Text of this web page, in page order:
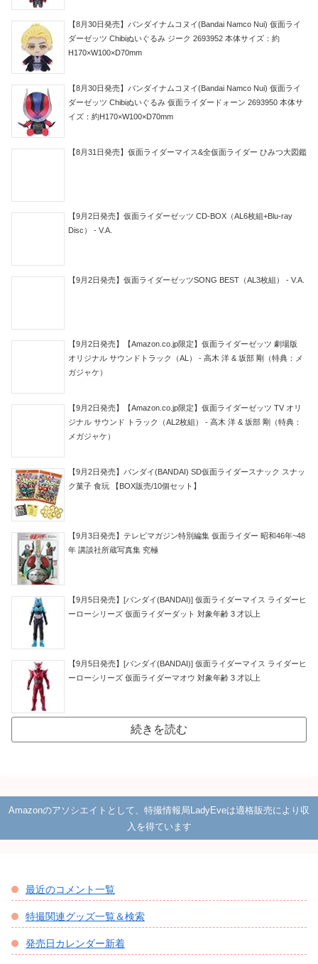
【8月30日発売】バンダイナムコヌイ(Bandai Namco Nui) 仮面ライ
ダーゼッツ Chibiぬいぐるみ ジーク 2693952 本体サイズ：約
H170×W100×D70mm
【8月30日発売】バンダイナムコヌイ(Bandai Namco Nui) 仮面ライ
ダーゼッツ Chibiぬいぐるみ 仮面ライダードォーン 2693950 本体サ
イズ：約H170×W100×D70mm
【8月31日発売】仮面ライダーマイス&全仮面ライダー ひみつ大図鑑
【9月2日発売】仮面ライダーゼッツ CD-BOX（AL6枚組+Blu-ray
Disc） - V.A.
【9月2日発売】仮面ライダーゼッツSONG BEST（AL3枚組） - V.A.
【9月2日発売】【Amazon.co.jp限定】仮面ライダーゼッツ 劇場版
オリジナル サウンドトラック（AL） - 高木 洋 & 坂部 剛（特典：メ
ガジャケ）
【9月2日発売】【Amazon.co.jp限定】仮面ライダーゼッツ TV オリ
ジナル サウンド トラック（AL2枚組） - 高木 洋 & 坂部 剛（特典：
メガジャケ）
【9月2日発売】バンダイ(BANDAI) SD仮面ライダースナック スナッ
ク菓子 食玩 【BOX販売/10個セット】
【9月3日発売】テレビマガジン特別編集 仮面ライダー 昭和46年~48
年 講談社所蔵写真集 究極
【9月5日発売】[バンダイ(BANDAI)] 仮面ライダーマイス ライダーヒ
ーローシリーズ 仮面ライダーダット 対象年齢 3 才以上
【9月5日発売】[バンダイ(BANDAI)] 仮面ライダーマイス ライダーヒ
ーローシリーズ 仮面ライダーマオウ 対象年齢 3 才以上
続きを読む
Amazonのアソシエイトとして、特撮情報局LadyEveは適格販売により収
入を得ています
最近のコメント一覧
特撮関連グッズ一覧＆検索
発売日カレンダー新着